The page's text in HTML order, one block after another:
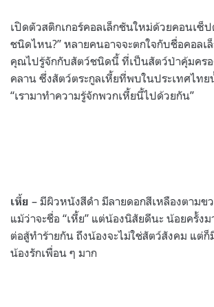
เปิดตัวสติกเกอร์คอลเล็กชันใหม่ด้วยคอนเซ็ป
ชนิดไหน?” หลายคนอาจจะตกใจกับชื่อคอลเ
คุณไปรู้จักกับสัตว์ชนิดนี้ ที่เป็นสัตว์ป่าคุ้มครอ
คลาน ซึ่งสัตว์ตระกูลเหี้ยที่พบในประเทศไท
“เรามาทำความรู้จักพวกเหี้ยนี้ไปด้วยกัน”
เหี้ย – มีผิวหนังสีดำ มีลายดอกสีเหลืองตามข
แม้ว่าจะชื่อ “เหี้ย” แต่น้องนิสัยดีนะ น้อยครั้ง
ต่อสู้ทำร้ายกัน ถึงน้องจะไม่ใช่สัตว์สังคม แต่ก็
น้องรักเพื่อน ๆ มาก